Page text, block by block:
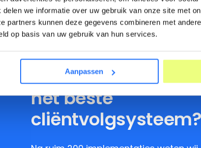
we informatie over uw gebruik van onze site met
partners kunnen deze gegevens combineren met
op basis van uw gebruik van hun services.
Aanpassen
Hoe selecteer je
het beste